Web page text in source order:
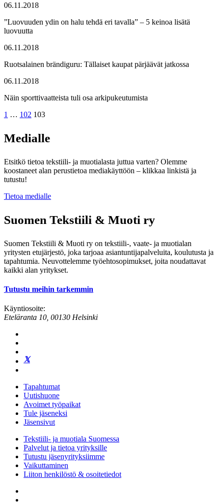
06.11.2018
”Luovuuden ydin on halu tehdä eri tavalla” – 5 keinoa lisätä
luovuutta
06.11.2018
Ruotsalainen brändiguru: Tällaiset kaupat pärjäävät jatkossa
06.11.2018
Näin sporttivaatteista tuli osa arkipukeutumista
Artikkelien
1 … 102 103
Medialle
Etsitkö tietoa tekstiili- ja muotialasta juttua varten? Olemme
koostaneet alan perustietoa mediakäyttöön – klikkaa linkistä ja
tutustu!
Tietoa medialle
Suomen Tekstiili & Muoti ry
Suomen Tekstiili & Muoti ry on tekstiili-, vaate- ja muotialan
yritysten etujärjestö, joka tarjoaa asiantuntijapalveluita, koulutusta ja
tapahtumia. Neuvottelemme työehtosopimukset, joita noudattavat
kaikki alan yritykset.
Tutustu meihin tarkemmin
Käyntiosoite:
Eteläranta 10, 00130 Helsinki
Tapahtumat
Uutishuone
Avoimet työpaikat
Tule jäseneksi
Jäsensivut
Tekstiili- ja muotiala Suomessa
Palvelut ja tietoa yrityksille
Tutustu jäsenyrityksiimme
Vaikuttaminen
Liiton henkilöstö & osoitetiedot